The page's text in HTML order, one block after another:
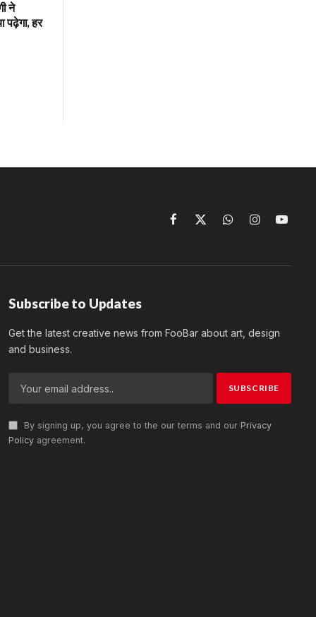
ने
पढ़ेगा, हर
Facebook
X
WhatsAppInstagram
Subscribe to Updates
Get the latest creative news from FooBar about art, design
and business.
By signing up, you agree to the our terms and our Privacy
Policy agreement.